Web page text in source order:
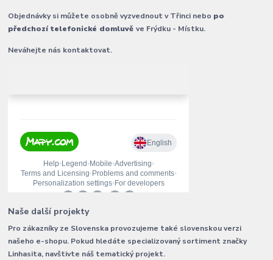
Objednávky si můžete osobně vyzvednout v Třinci nebo po
předchozí telefonické domluvěve Frýdku - Místku.
Neváhejte nás kontaktovat.
Naše další projekty
Pro zákazníky ze Slovenska provozujeme také slovenskou verzi
našeho e-shopu. Pokud hledáte specializovaný sortiment značky
Linhasita, navštivte náš tematický projekt.